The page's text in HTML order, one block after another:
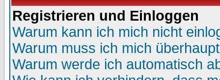
Registrieren und Einloggen
Warum kann ich mich nicht
Warum muss ich mich
Warum werde ich automatisch